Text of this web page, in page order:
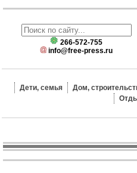
266-572-755
info@free-press.ru
Дети, семья Дом,